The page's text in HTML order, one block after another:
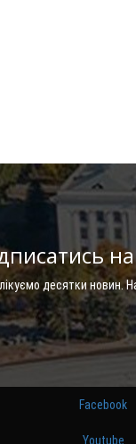
десятки
Facebook
Youtube